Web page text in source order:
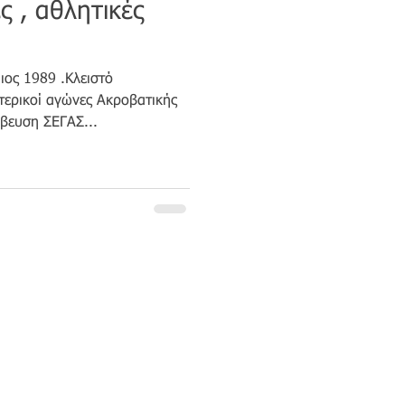
, αθλητικές
1989 .Κλειστό
αγώνες Ακροβατικής
ΣΕΓΑΣ...